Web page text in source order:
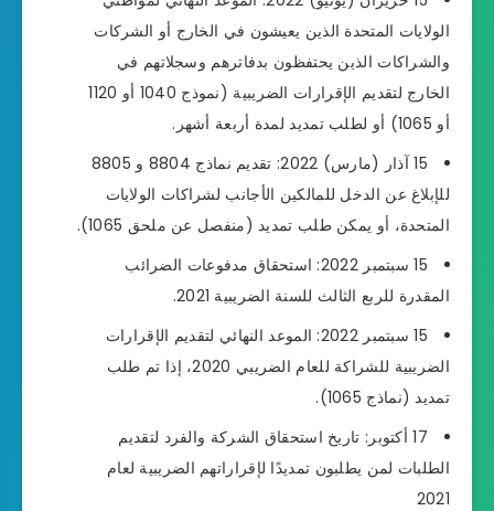
الولايات المتحدة الذين يعيشون في الخارج أو الشركات
والشراكات الذين يحتفظون بدفاترهم وسجلاتهم في
الخارج لتقديم الإقرارات الضريبية (نموذج 1040 أو 1120
أو 1065) أو لطلب تمديد لمدة أربعة أشهر.
15 آذار (مارس) 2022: تقديم نماذج 8804 و 8805
للإبلاغ عن الدخل للمالكين الأجانب لشراكات الولايات
المتحدة، أو يمكن طلب تمديد (منفصل عن ملحق 1065).
15 سبتمبر 2022: استحقاق مدفوعات الضرائب
المقدرة للربع الثالث للسنة الضريبية 2021.
15 سبتمبر 2022: الموعد النهائي لتقديم الإقرارات
الضريبية للشراكة للعام الضريبي 2020، إذا تم طلب
تمديد (نماذج 1065).
17 أكتوبر: تاريخ استحقاق الشركة والفرد لتقديم
الطلبات لمن يطلبون تمديدًا لإقراراتهم الضريبية لعام
2021